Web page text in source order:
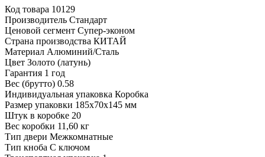
Код товара 10129
Производитель Стандарт
Ценовой сегмент Супер-эконом
Страна производства КИТАЙ
Материал Алюминий/Сталь
Цвет Золото (латунь)
Гарантия 1 год
Вес (брутто) 0.58
Индивидуальная упаковка Коробка
Размер упаковки 185х70х145 мм
Штук в коробке 20
Вес коробки 11,60 кг
Тип двери Межкомнатные
Тип кноба С ключом